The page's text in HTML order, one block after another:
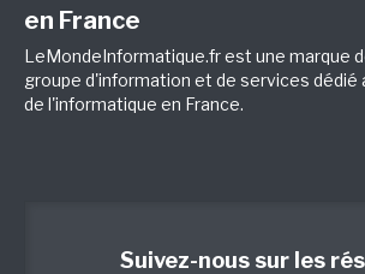
en France
LeMondeInformatique.fr est une marque
groupe d'information et de services dédié
de l'informatique en France.
Suivez-nous sur les